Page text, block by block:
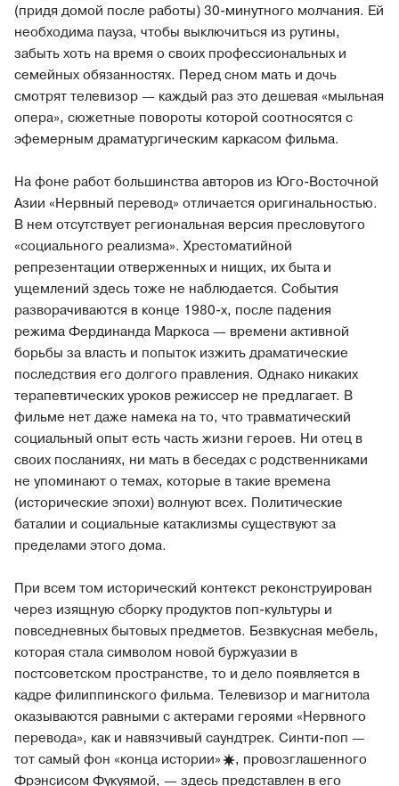
(придя домой после работы) 30-минутного молчания. Ей
необходима пауза, чтобы выключиться из рутины,
забыть хоть на время о своих профессиональных и
семейных обязанностях. Перед сном мать и дочь
смотрят телевизор — каждый раз это дешевая «мыльная
опера», сюжетные повороты которой соотносятся с
эфемерным драматургическим каркасом фильма.
На фоне работ большинства авторов из Юго-Восточной
Азии «Нервный перевод» отличается оригинальностью.
В нем отсутствует региональная версия пресловутого
«социального реализма». Хрестоматийной
репрезентации отверженных и нищих, их быта и
ущемлений здесь тоже не наблюдается. События
разворачиваются в конце 1980-х, после падения
режима Фердинанда Маркоса — времени активной
борьбы за власть и попыток изжить драматические
последствия его долгого правления. Однако никаких
терапевтических уроков режиссер не предлагает. В
фильме нет даже намека на то, что травматический
социальный опыт есть часть жизни героев. Ни отец в
своих посланиях, ни мать в беседах с родственниками
не упоминают о темах, которые в такие времена
(исторические эпохи) волнуют всех. Политические
баталии и социальные катаклизмы существуют за
пределами этого дома.
При всем том исторический контекст реконструирован
через изящную сборку продуктов поп-культуры и
повседневных бытовых предметов. Безвкусная мебель,
которая стала символом новой буржуазии в
постсоветском пространстве, то и дело появляется в
кадре филиппинского фильма. Телевизор и магнитола
оказываются равными с актерами героями «Нервного
перевода», как и навязчивый саундтрек. Синти-поп —
тот самый фон «конца истории»
, провозглашенного
Фрэнсисом Фукуямой, — здесь представлен в его